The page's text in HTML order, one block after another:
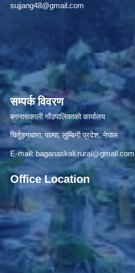
sujjang48@gmail.com
सम्पर्क विवरण
बगनासकाली गाँउपालिकाकाे कार्यालय
चिर्तुङ्गधारा, पाल्पा, लुम्बिनी प्रदेश, नेपाल
E-mail: baganaskali.rural@gmail.com
Office Location